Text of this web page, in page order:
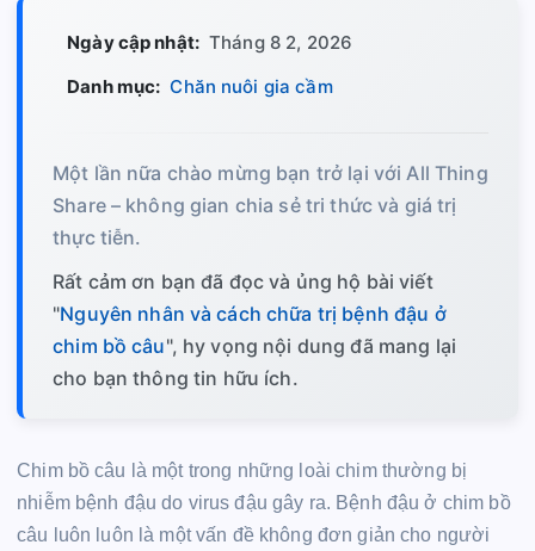
Ngày cập nhật: Tháng 8 2, 2026
Danh mục: Chăn nuôi gia cầm
Một lần nữa chào mừng bạn trở lại với All Thing
Share – không gian chia sẻ tri thức và giá trị
thực tiễn.
Rất cảm ơn bạn đã đọc và ủng hộ bài viết
"Nguyên nhân và cách chữa trị bệnh đậu ở
chim bồ câu", hy vọng nội dung đã mang lại
cho bạn thông tin hữu ích.
Chim bồ câu là một trong những loài chim thường bị
nhiễm bệnh đậu do virus đậu gây ra. Bệnh đậu ở chim bồ
câu luôn luôn là một vấn đề không đơn giản cho người